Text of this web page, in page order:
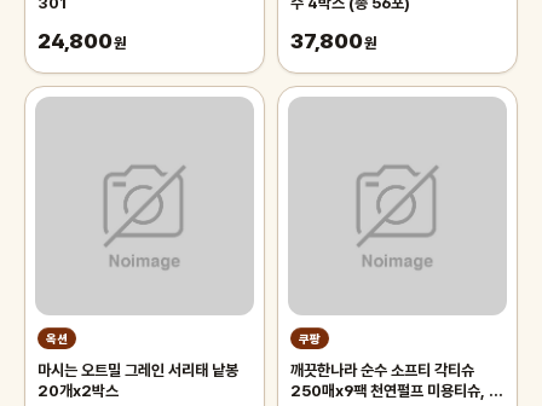
24,800원 37,800원
옥션
마시는 오트밀 그레인 서리태 낱봉
20개x2박스
쿠팡
깨끗한나라 순수 소프티 각티슈
250매x9팩 천연펄프 미용티슈, 3